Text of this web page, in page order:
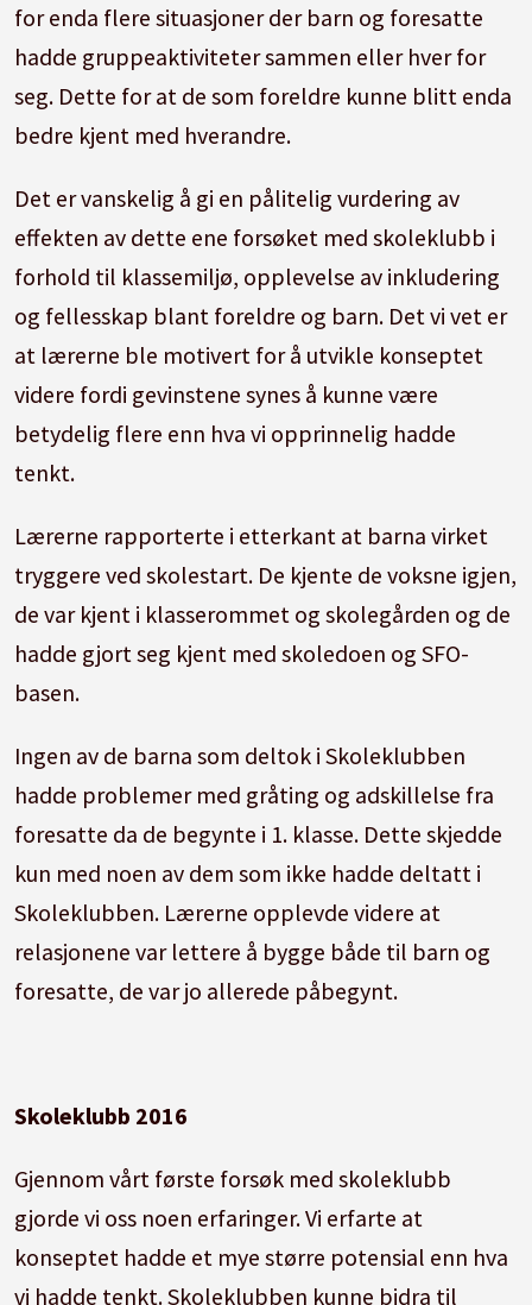
for enda flere situasjoner der barn og foresatte
hadde gruppeaktiviteter sammen eller hver for
seg. Dette for at de som foreldre kunne blitt enda
bedre kjent med hverandre.
Det er vanskelig å gi en pålitelig vurdering av
effekten av dette ene forsøket med skoleklubb i
forhold til klassemiljø, opplevelse av inkludering
og fellesskap blant foreldre og barn. Det vi vet er
at lærerne ble motivert for å utvikle konseptet
videre fordi gevinstene synes å kunne være
betydelig flere enn hva vi opprinnelig hadde
tenkt.
Lærerne rapporterte i etterkant at barna virket
tryggere ved skolestart. De kjente de voksne igjen,
de var kjent i klasserommet og skolegården og de
hadde gjort seg kjent med skoledoen og SFO-
basen.
Ingen av de barna som deltok i Skoleklubben
hadde problemer med gråting og adskillelse fra
foresatte da de begynte i 1. klasse. Dette skjedde
kun med noen av dem som ikke hadde deltatt i
Skoleklubben. Lærerne opplevde videre at
relasjonene var lettere å bygge både til barn og
foresatte, de var jo allerede påbegynt.
Skoleklubb 2016
Gjennom vårt første forsøk med skoleklubb
gjorde vi oss noen erfaringer. Vi erfarte at
konseptet hadde et mye større potensial enn hva
vi hadde tenkt. Skoleklubben kunne bidra til